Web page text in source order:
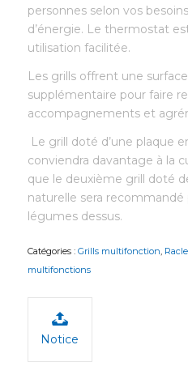
personnes selon vos
d’énergie. Le thermostat
utilisation facilitée.
Les grills offrent une
supplémentaire pour faire
accompagnements et
Le grill doté d’une plaque
conviendra davantage à la
que le deuxième grill doté
naturelle sera recommandé
légumes dessus.
Catégories : Grills multifonction
multifonctions
Notice